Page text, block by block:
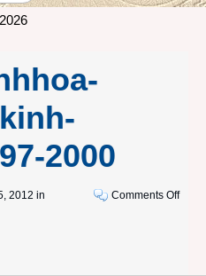
2000
2012 in Comments Offon